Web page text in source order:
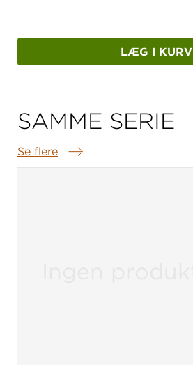
LÆG I KURV
SAMME SERIE
Se flere
Samme serie